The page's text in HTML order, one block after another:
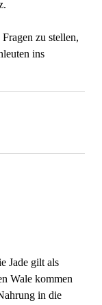
zu stellen,
ins
Jade gilt als
Wale kommen
in die